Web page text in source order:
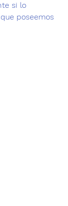
si lo
poseemos